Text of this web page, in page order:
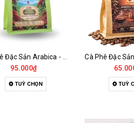
95.000₫
TUỲ CHỌN TUỲ